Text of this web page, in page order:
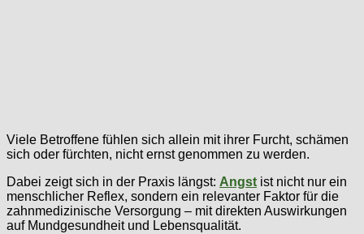
Viele Betroffene fühlen sich allein mit ihrer Furcht, schämen
sich oder fürchten, nicht ernst genommen zu werden.
Dabei zeigt sich in der Praxis längst: Angst ist nicht nur ein
menschlicher Reflex, sondern ein relevanter Faktor für die
zahnmedizinische Versorgung – mit direkten Auswirkungen
auf Mundgesundheit und Lebensqualität.